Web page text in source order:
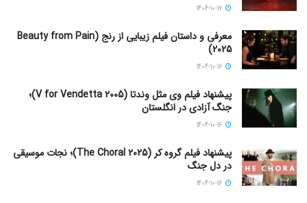
معرفی و داستان فیلم زیبایی از رنج (Beauty from Pain
2025)
پیشنهاد فیلم وی مثل وندتا (V for Vendetta 2005)؛
جنگ آزادی در انگلستان
پیشنهاد فیلم گروه کر (The Choral 2025)؛ نجات موسیقی
در دل جنگ